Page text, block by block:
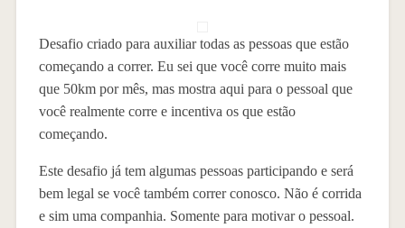
Desafio criado para auxiliar todas as pessoas que estão
começando a correr. Eu sei que você corre muito mais
que 50km por mês, mas mostra aqui para o pessoal que
você realmente corre e incentiva os que estão
começando.
Este desafio já tem algumas pessoas participando e será
bem legal se você também correr conosco. Não é corrida
e sim uma companhia. Somente para motivar o pessoal.